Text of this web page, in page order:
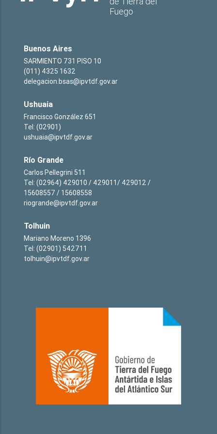
Fuego
Buenos Aires
SARMIENTO 731 PISO 10
(011) 4325 1632
delegacion.bsas@ipvtdf.gov.ar
Ushuaia
Francisco González 651
Tel: (02901)
ushuaia@ipvtdf.gov.ar
Río Grande
Carlos Pellegrini 511
Tel: (02964) 429010 / 429011/ 429012 /
15608557 / 15608558
riogrande@ipvtdf.gov.ar
Tolhuin
Mariano Moreno 1396
Tel: (02901) 542711
tolhuin@ipvtdf.gov.ar